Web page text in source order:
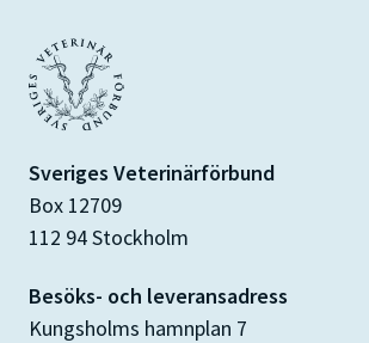
Sveriges Veterinärförbund
Box 12709
112 94 Stockholm
Besöks- och leveransadress
Kungsholms hamnplan 7